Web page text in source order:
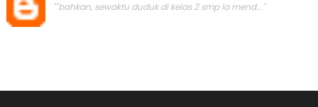
""bahkan, sewaktu duduk di kelas 2 smp ia mend..."